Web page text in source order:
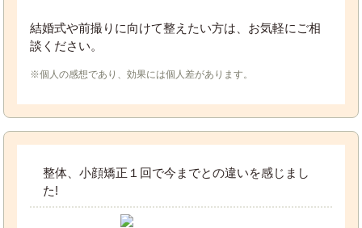
結婚式や前撮りに向けて整えたい方は、お気軽にご相
談ください。
※個人の感想であり、効果には個人差があります。
整体、小顔矯正１回で今までとの違いを感じまし
た!